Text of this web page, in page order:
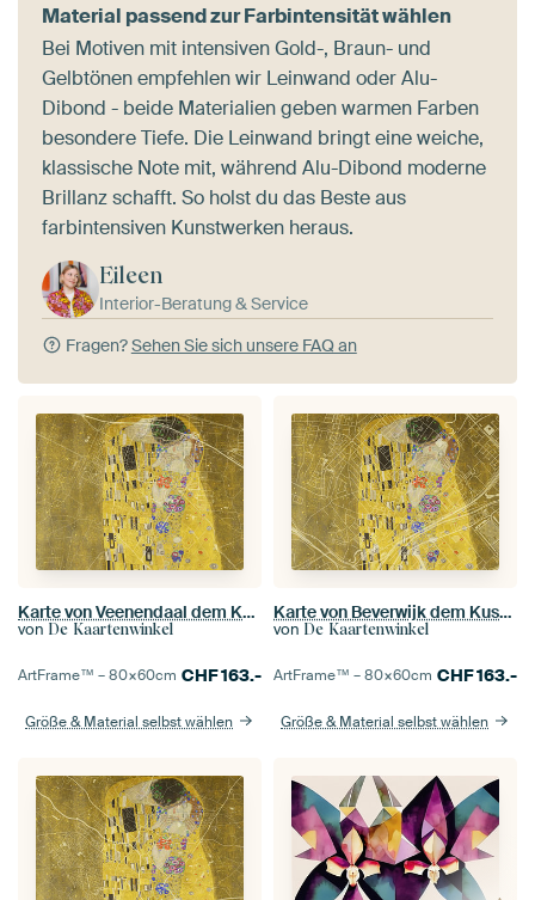
Material passend zur Farbintensität wählen
Bei Motiven mit intensiven Gold-, Braun- und
Gelbtönen empfehlen wir Leinwand oder Alu-
Dibond - beide Materialien geben warmen Farben
besondere Tiefe. Die Leinwand bringt eine weiche,
klassische Note mit, während Alu-Dibond moderne
Brillanz schafft. So holst du das Beste aus
farbintensiven Kunstwerken heraus.
Eileen
Interior-Beratung & Service
Fragen?Sehen Sie sich unsere FAQ an
Karte von Veenendaal dem Kuss von Gustav Klimt
von De Kaartenwinkel
ArtFrame™ –80×60cm CHF163.-
Größe & Material selbst wählen
Karte von Beverwijk dem Kuss von Gustav Klimt
von De Kaartenwinkel
ArtFrame™ –80×60cm CHF163.-
Größe & Material selbst wählen